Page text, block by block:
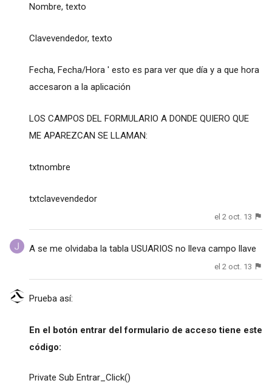
Nombre, texto
Clavevendedor, texto
Fecha, Fecha/Hora ' esto es para ver que día y a que hora
accesaron a la aplicación
LOS CAMPOS DEL FORMULARIO A DONDE QUIERO QUE
ME APAREZCAN SE LLAMAN:
txtnombre
txtclavevendedor
el 2 oct. 13
A se me olvidaba la tabla USUARIOS no lleva campo llave
el 2 oct. 13
Prueba así:
En el botón entrar del formulario de acceso tiene este
código:
Private Sub Entrar_Click()